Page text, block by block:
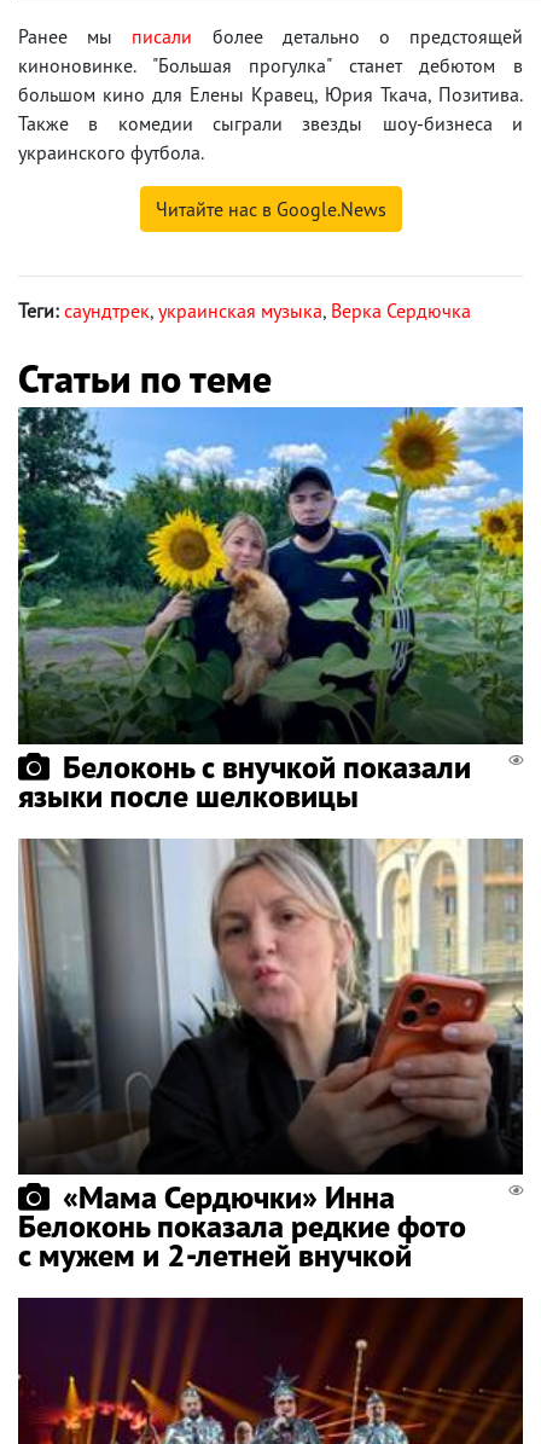
Ранее мы писали более детально о предстоящей
киноновинке. "Большая прогулка" станет дебютом в
большом кино для Елены Кравец, Юрия Ткача, Позитива.
Также в комедии сыграли звезды шоу-бизнеса и
украинского футбола.
Читайте нас в Google.News
Теги: саундтрек, украинская музыка, Верка Сердючка
Статьи по теме
Белоконь с внучкой показали
языки после шелковицы
«Мама Сердючки» Инна
Белоконь показала редкие фото
с мужем и 2-летней внучкой